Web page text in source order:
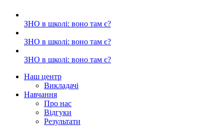
ЗНО в школі: воно там є?
ЗНО в школі: воно там є?
ЗНО в школі: воно там є?
Наш центр
Викладачі
Навчання
Про нас
Відгуки
Результати